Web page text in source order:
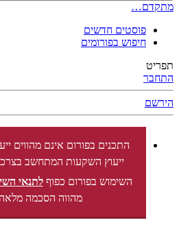
מתקדם…
פוסטים חדשים
חיפוש בפורומים
תפריט
התחבר
הירשם
התכנים בפורום אינם מהווים
ייעוץ השקעות המתחשב
השימוש בפורום כפוףלתנאי
מהווה הסכמה